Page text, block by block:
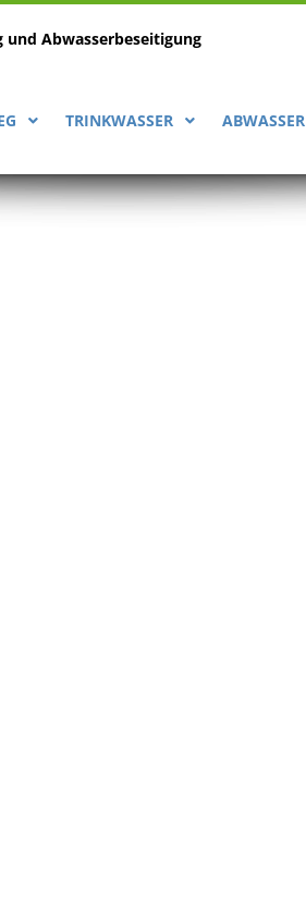
und Abwasserbeseitigung
TRINKWASSER ABWASSER